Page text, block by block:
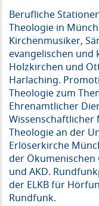
Berufliche
Theologie in
Kirchenmusiker,
evangelischen und
Holzkirchen und
Harlaching.
Theologie zum
Ehrenamtlicher
Theologie an der
Erlöserkirche
der Ökumenischen
und AKD.
der ELKB für
Rundfunk.